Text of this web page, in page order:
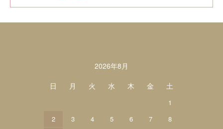
2026年8月
日
月 火 水 木 金 土
1
2
3 4 5 6 7
8